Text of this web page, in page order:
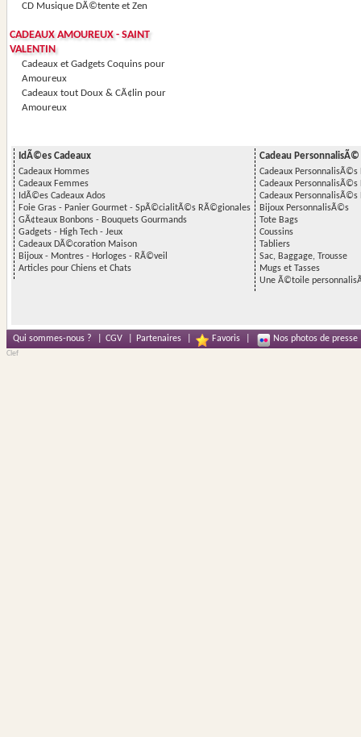
CD Musique DÃ©tente et Zen
CADEAUX AMOUREUX - SAINT
VALENTIN
Cadeaux et Gadgets Coquins pour
Amoureux
Cadeaux tout Doux & CÃ¢lin pour
Amoureux
IdÃ©es Cadeaux
Cadeaux Hommes
Cadeaux Femmes
IdÃ©es Cadeaux Ados
Foie Gras - Panier Gourmet - SpÃ©cialitÃ©s RÃ©gionales
GÃ¢teaux Bonbons - Bouquets Gourmands
Gadgets - High Tech - Jeux
Cadeaux DÃ©coration Maison
Bijoux - Montres - Horloges - RÃ©veil
Articles pour Chiens et Chats
Cadeau PersonnalisÃ©
Cadeaux PersonnalisÃ©s
Cadeaux PersonnalisÃ©s
Cadeaux PersonnalisÃ©s
Bijoux PersonnalisÃ©s
Tote Bags
Coussins
Tabliers
Sac, Baggage, Trousse
Mugs et Tasses
Une Ã©toile
Qui sommes-nous ? CGV Partenaires Favoris Nos photos de presse
Clef